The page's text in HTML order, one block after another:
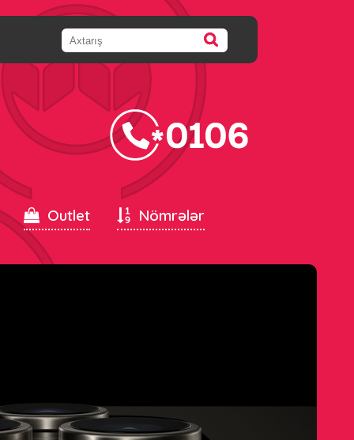
Outlet Nömrələr